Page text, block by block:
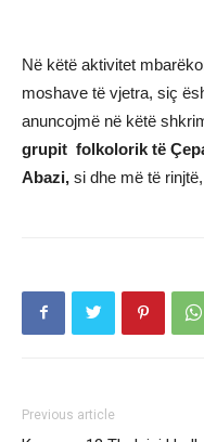
Në këtë aktivitet
moshave të vjetra, siç
anuncojmë në këtë
grupit folkolorik të
Abazi, si dhe më të
Previous article